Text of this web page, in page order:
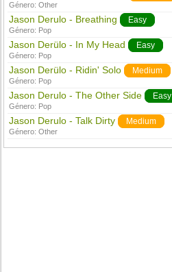
Género:Other
Jason Derulo - Breathing Easy
Género: Pop
Jason Derülo - In My Head Easy
Género: Pop
Jason Derülo - Ridin' Solo Medium
Género: Pop
Jason Derulo - The Other Side Easy
Género: Pop
Jason Derulo - Talk Dirty Medium
Género:Other